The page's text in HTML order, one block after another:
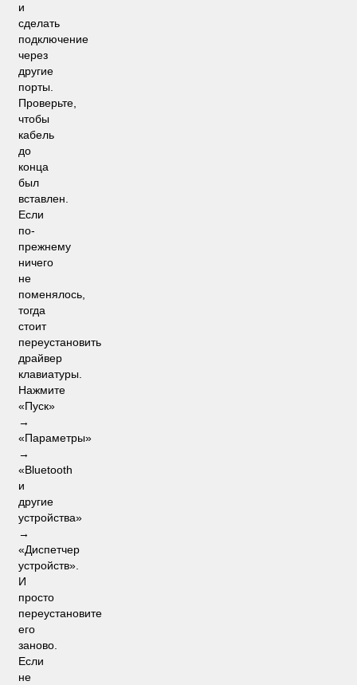
и
сделать
подключение
через
другие
порты.
Проверьте,
чтобы
кабель
до
конца
был
вставлен.
Если
по-
прежнему
ничего
не
поменялось,
тогда
стоит
переустановить
драйвер
клавиатуры.
Нажмите
«Пуск»
→
«Параметры»
→
«Bluetooth
и
другие
устройства»
→
«Диспетчер
устройств».
И
просто
переустановите
его
заново.
Если
не